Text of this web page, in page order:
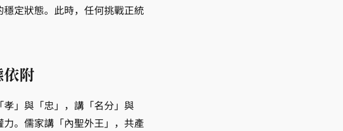
定狀態。此時，任何挑戰正統
附
」與「忠」，講「名分」與
力。儒家講「內聖外王」，共產